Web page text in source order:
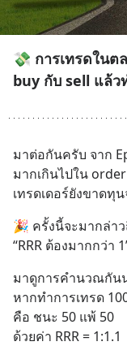
💸 การเทรดใน
buy กับ sell แล้ว
มาต่อกันครับ จาก
มากเกินไปใน
เทรดเดอร์ยังขาดทุ
🎉 ครั้งนี้จะมากล่า
“RRR ต้องมากกว่า
มาดูการคำนวณกัน
หากทำการเทรด
คือ ชนะ 50 แพ้ 50
ด้วยค่า RRR = 1:1.1